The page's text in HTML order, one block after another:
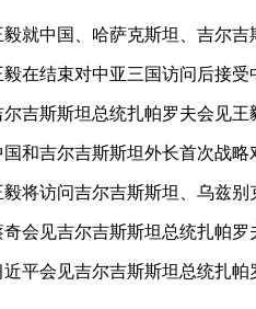
毅就中国、哈萨克斯坦、吉尔
2026-04-23）
毅在结束对中亚三国访问后接受
尔吉斯斯坦总统扎帕罗夫会见王
国和吉尔吉斯斯坦外长首次战略
毅将访问吉尔吉斯斯坦、乌兹
奇会见吉尔吉斯斯坦总统扎帕罗
近平会见吉尔吉斯斯坦总统扎帕